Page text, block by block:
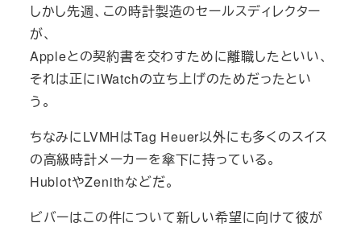
しかし先週、この時計製造のセールスディレクター
が、
Appleとの契約書を交わすために離職したといい、
それは正にiWatchの立ち上げのためだったとい
う。
ちなみにLVMHはTag Heuer以外にも多くのスイス
の高級時計メーカーを傘下に持っている。
HublotやZenithなどだ。
ビバーはこの件について新しい希望に向けて彼が